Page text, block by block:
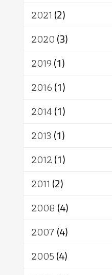
อัตถะ
เทวดา
2021 (2)
2020(3)
2019(1)
2016(1)
2014(1)
2013 (1)
2012(1)
2011 (2)
2008 (4)
2007(4)
2005(4)